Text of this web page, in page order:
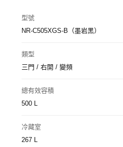
型號
NR-C505XGS-B（墨岩黑）
類型
三門 / 右開 / 變頻
總有效容積
500 L
冷藏室
267 L